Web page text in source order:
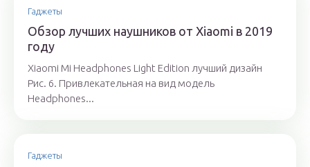
Гаджеты
Обзор лучших наушников от Xiaomi в 2019
году
Xiaomi Mi Headphones Light Edition лучший дизайн
Рис. 6. Привлекательная на вид модель
Headphones...
Гаджеты